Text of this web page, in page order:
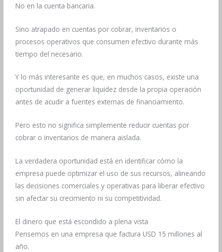
No en la cuenta bancaria.
Sino atrapado en cuentas por cobrar, inventarios o
procesos operativos que consumen efectivo durante más
tiempo del necesario.
Y lo más interesante es que, en muchos casos, existe una
oportunidad de generar liquidez desde la propia operación
antes de acudir a fuentes externas de financiamiento.
Pero esto no significa simplemente reducir cuentas por
cobrar o inventarios de manera aislada.
La verdadera oportunidad está en identificar cómo la
empresa puede optimizar el uso de sus recursos, alineando
las decisiones comerciales y operativas para liberar efectivo
sin afectar su crecimiento ni su competitividad.
El dinero que está escondido a plena vista
Pensemos en una empresa que factura USD 15 millones al
año.